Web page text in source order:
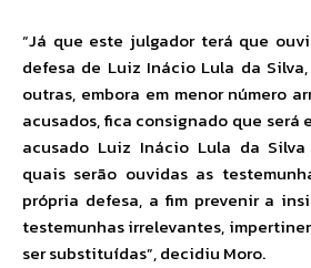
“Já que este julgador terá que
defesa de Luiz Inácio Lula da
outras, embora em menor número
acusados, fica consignado que será
acusado Luiz Inácio Lula da
quais serão ouvidas as
própria defesa, a fim prevenir a
testemunhas irrelevantes,
ser substituídas”, decidiu Moro.